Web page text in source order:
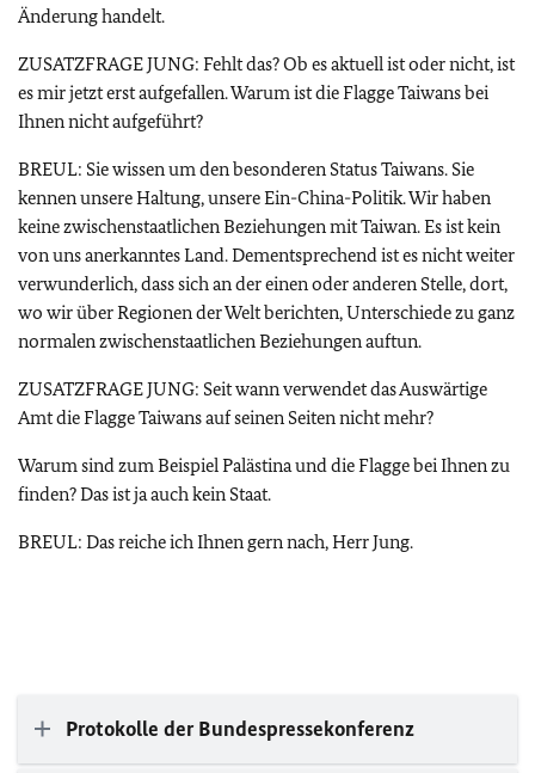
Änderung handelt.
ZUSATZFRAGE JUNG: Fehlt das? Ob es aktuell ist oder nicht, ist
es mir jetzt erst aufgefallen. Warum ist die Flagge Taiwans bei
Ihnen nicht aufgeführt?
BREUL: Sie wissen um den besonderen Status Taiwans. Sie
kennen unsere Haltung, unsere Ein-China-Politik. Wir haben
keine zwischenstaatlichen Beziehungen mit Taiwan. Es ist kein
von uns anerkanntes Land. Dementsprechend ist es nicht weiter
verwunderlich, dass sich an der einen oder anderen Stelle, dort,
wo wir über Regionen der Welt berichten, Unterschiede zu ganz
normalen zwischenstaatlichen Beziehungen auftun.
ZUSATZFRAGE JUNG: Seit wann verwendet das Auswärtige
Amt die Flagge Taiwans auf seinen Seiten nicht mehr?
Warum sind zum Beispiel Palästina und die Flagge bei Ihnen zu
finden? Das ist ja auch kein Staat.
BREUL: Das reiche ich Ihnen gern nach, Herr Jung.
Protokolle der Bundespressekonferenz